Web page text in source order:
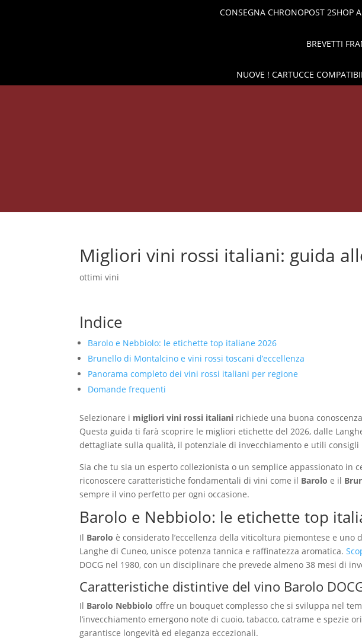
CONSEGNA CHRONOPOST 2SHOP
BREVETTI
NUOVE ! CARTUCCE
Migliori vini rossi italiani: guida
ottimi vini
Indice
Barolo e Nebbiolo: le etichette top italiane 2026
Brunello di Montalcino e vini rossi toscani d’eccellenza
Panorama completo dei vini rossi italiani per regione
Domande frequenti
Selezionare i migliori vini rossi italiani richiede una buona
Questa guida ti farà scoprire le migliori etichette del 2026, dalle
dettagliate sulla qualità, il potenziale di invecchiamento e utili
Sia che tu sia un esperto collezionista o un semplice appassionato in
riconoscere caratteristiche fondamentali di vini come il Barolo e il
sempre il vino perfetto per ogni occasione.
Barolo e Nebbiolo: le etichette top
Il Barolo è considerato l’eccellenza della viticoltura piemontese e uno
Langhe di Cuneo, unisce potenza tannica e raffinatezza aromatica.
DOCG nel 1980, con un disciplinare che prevede almeno 38 mesi di
Caratteristiche distintive del vino Barolo
Il Barolo Nebbiolo offre un bouquet complesso che si sviluppa nel
l’invecchiamento emergono note di cuoio, tabacco, catrame e
garantisce longevità ed eleganza eccezionali.